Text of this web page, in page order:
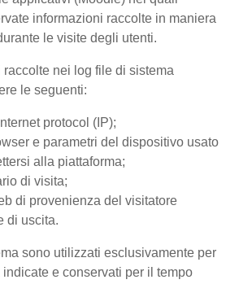
informazioni raccolte in maniera
le visite degli utenti.
raccolte nei log file di sistema
le seguenti:
protocol (IP);
e parametri del dispositivo usato
alla piattaforma;
di visita;
di provenienza del visitatore
di uscita.
sono utilizzati esclusivamente per
indicate e conservati per il tempo